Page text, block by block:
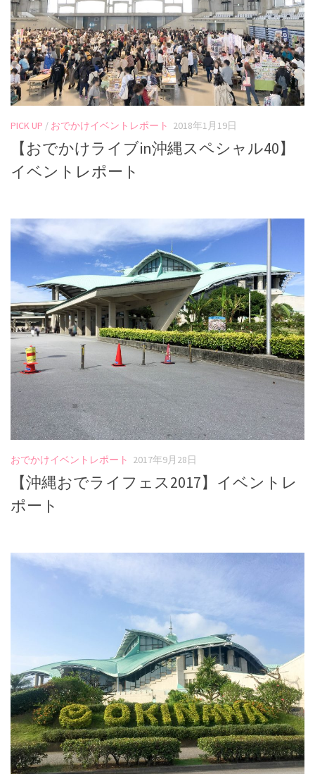
PICK UP / おでかけイベントレポート 2018年1月19日
【おでかけライブin沖縄スペシャル40】
イベントレポート
おでかけイベントレポート 2017年9月28日
【沖縄おでライフェス2017】イベントレ
ポート